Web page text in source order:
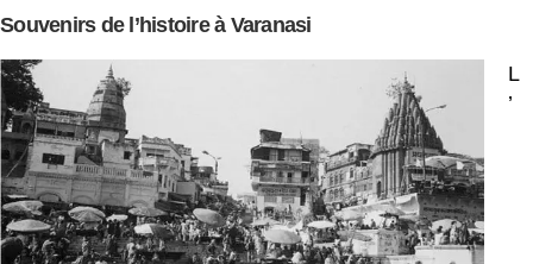
Souvenirs de l’histoire à Varanasi
L
’